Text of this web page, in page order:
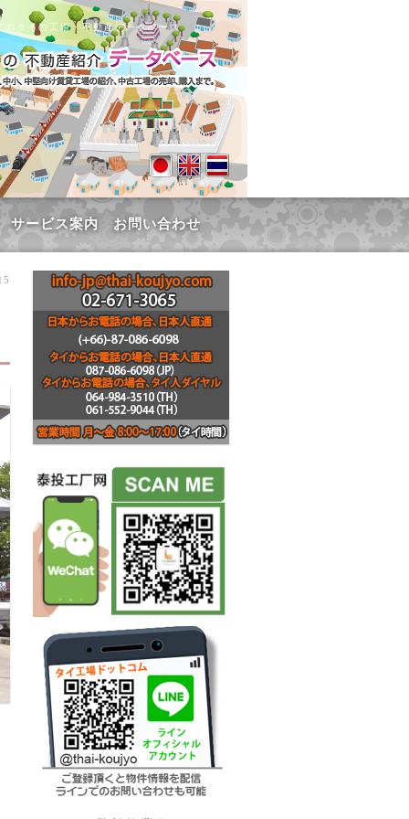
タイの工場・不動産データベース
サービス案内 お問い合わせ